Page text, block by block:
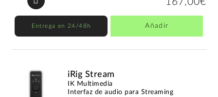
Entrega en 24/48h Añadir
iRig Stream
IK Multimedia
Interfaz de audio para Streaming